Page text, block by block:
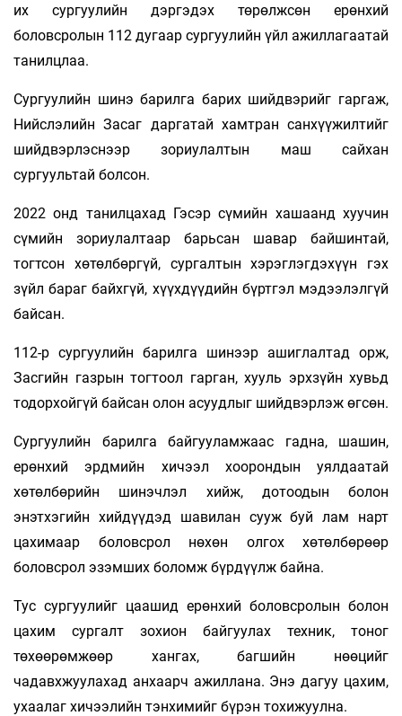
их сургуулийн дэргэдэх төрөлжсөн ерөнхий
боловсролын 112 дугаар сургуулийн үйл ажиллагаатай
танилцлаа.
Сургуулийн шинэ барилга барих шийдвэрийг гаргаж,
Нийслэлийн Засаг даргатай хамтран санхүүжилтийг
шийдвэрлэснээр зориулалтын маш сайхан
сургуультай болсон.
2022 онд танилцахад Гэсэр сүмийн хашаанд хуучин
сүмийн зориулалтаар барьсан шавар байшинтай,
тогтсон хөтөлбөргүй, сургалтын хэрэглэгдэхүүн гэх
зүйл бараг байхгүй, хүүхдүүдийн бүртгэл мэдээлэлгүй
байсан.
112-р сургуулийн барилга шинээр ашиглалтад орж,
Засгийн газрын тогтоол гарган, хууль эрхзүйн хувьд
тодорхойгүй байсан олон асуудлыг шийдвэрлэж өгсөн.
Сургуулийн барилга байгууламжаас гадна, шашин,
ерөнхий эрдмийн хичээл хоорондын уялдаатай
хөтөлбөрийн шинэчлэл хийж, дотоодын болон
энэтхэгийн хийдүүдэд шавилан сууж буй лам нарт
цахимаар боловсрол нөхөн олгох хөтөлбөрөөр
боловсрол эзэмших боломж бүрдүүлж байна.
Тус сургуулийг цаашид ерөнхий боловсролын болон
цахим сургалт зохион байгуулах техник, тоног
төхөөрөмжөөр хангах, багшийн нөөцийг
чадавхжуулахад анхаарч ажиллана. Энэ дагуу цахим,
ухаалаг хичээлийн тэнхимийг бүрэн тохижуулна.